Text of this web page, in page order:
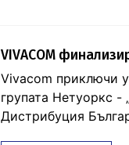
VIVACOM
Vivacom приключи
групата Нетуоркс
Дистрибуция